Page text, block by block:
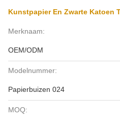
Kunstpapier En Zwarte Katoen
Merknaam:
OEM/ODM
Modelnummer:
Papierbuizen 024
MOQ: